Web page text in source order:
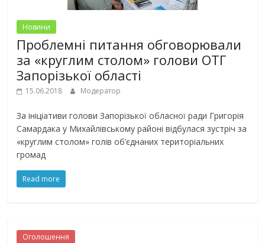
Новини
Проблемні питання обговорювали
за «круглим столом» голови ОТГ
Запорізької області
15.06.2018 Модератор
За ініціативи голови Запорізької обласної ради Григорія
Самардака у Михайлівському районі відбулася зустріч за
«круглим столом» голів об’єднаних територіальних
громад
Read more
Оголошення